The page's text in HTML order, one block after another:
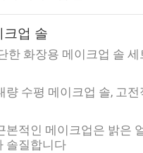
크업 솔
한 화장용 메이크업 솔
량 수평 메이크업 솔, 고
본적인 메이크업은 밝은
솔질합니다